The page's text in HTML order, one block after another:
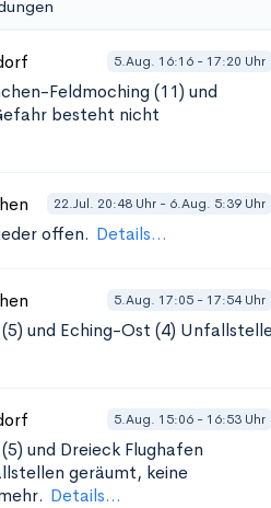
5.Aug. 16:16 - 17:20 Uhr
Feldmoching (11) und
besteht nicht
22.Jul. 20:48 Uhr - 6.Aug. 5:39 Uhr
offen. Details...
5.Aug. 17:05 - 17:54 Uhr
und Eching-Ost (4)
5.Aug. 15:06 - 16:53 Uhr
und Dreieck Flughafen
geräumt, keine
Details...